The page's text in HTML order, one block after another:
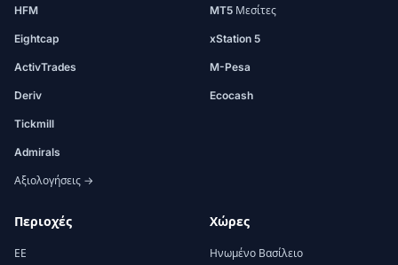
HFM
Eightcap
ActivTrades
Deriv
Tickmill
Admirals
Αξιολογήσεις →
MT5 Μεσίτες
xStation 5
M-Pesa
Ecocash
Περιοχές
ΕΕ
Χώρες
Ηνωμένο Βασίλειο